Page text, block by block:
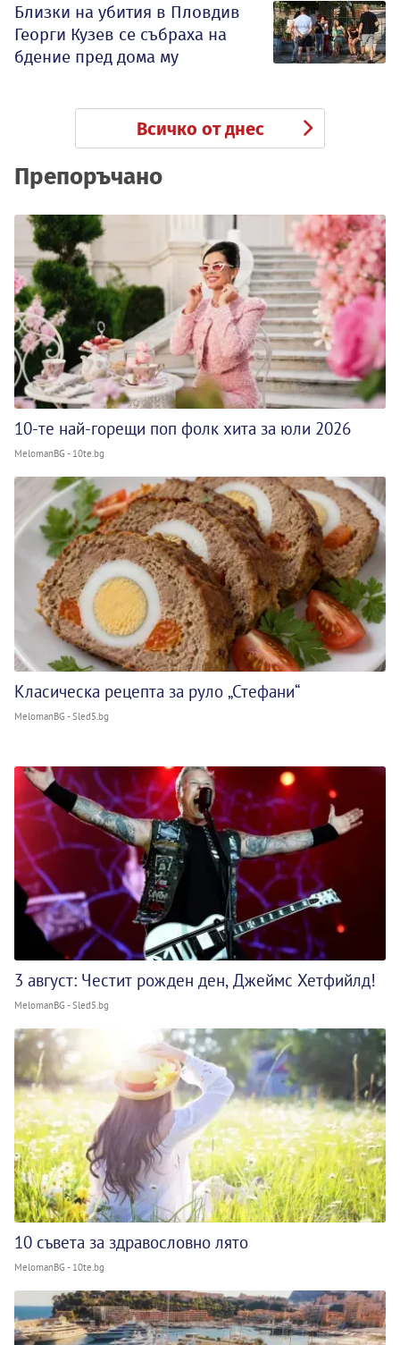
Близки на убития в Пловдив
Георги Кузев се събраха на
бдение пред дома му
Всичко от днес
Препоръчано
10-те най-горещи поп фолк хита за юли 2026
MelomanBG - 10te.bg
Класическа рецепта за руло „Стефани“
MelomanBG - Sled5.bg
3 август: Честит рожден ден, Джеймс Хетфийлд!
MelomanBG - Sled5.bg
10 съвета за здравословно лято
MelomanBG - 10te.bg